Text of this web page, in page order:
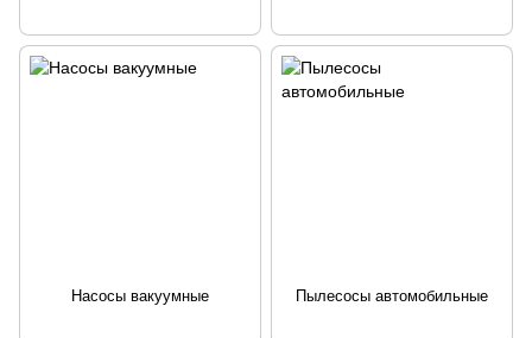
Насосы вакуумные Пылесосы автомобильные